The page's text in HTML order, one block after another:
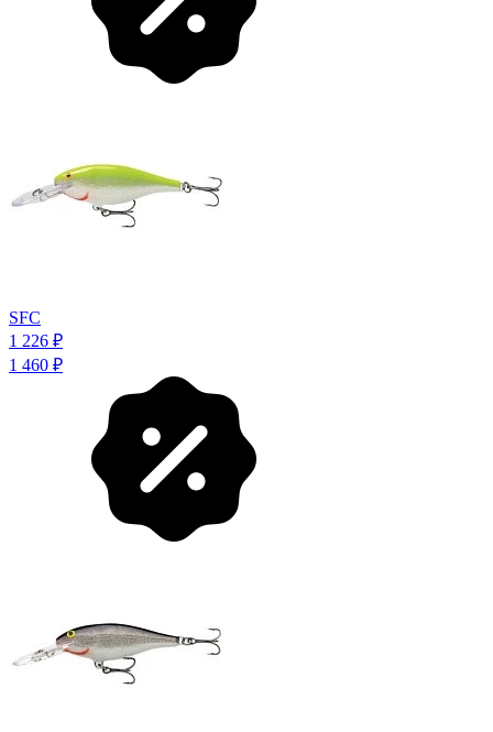
SFC
1 226 ₽
1 460 ₽